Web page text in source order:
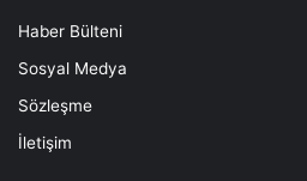
Haber Bülteni
Sosyal Medya
Sözleşme
İletişim